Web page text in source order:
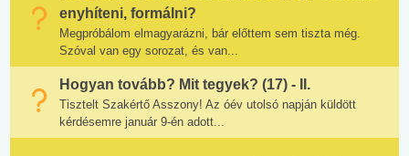
enyhíteni, formálni?
Megpróbálom elmagyarázni, bár előttem sem tiszta még.
Szóval van egy sorozat, és van...
Hogyan tovább? Mit tegyek? (17) - II.
Tisztelt Szakértő Asszony! Az óév utolsó napján küldött
kérdésemre január 9-én adott...